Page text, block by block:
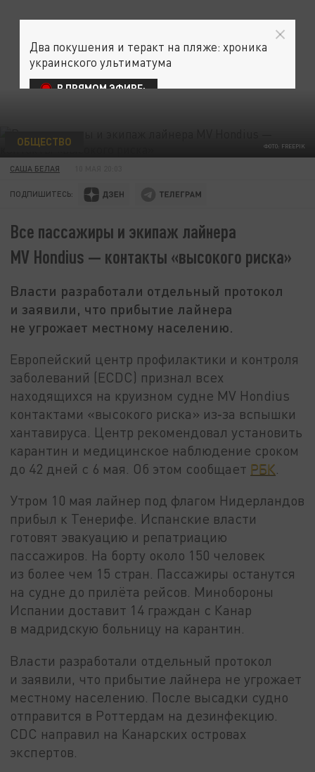
ФОТО: FREEPIK
ОБЩЕСТВО
САША БЕЛАЯ
ПОДПИШИТЕСЬ:
Все пассажиры и экипаж лайнера
MV Hondius — контакты «высокого риска»
Власти разработали отдельный протокол
и заявили, что прибытие лайнера
не угрожает местному населению.
Европейский центр профилактики и контроля
заболеваний (ECDC) признал всех
находящихся на круизном судне MV Hondius
контактами «высокого риска» из‑за вспышки
хантавируса. Центр рекомендовал установить
карантин и медицинское наблюдение сроком
до 42 дней с 6 мая. Об этом сообщает РБК
Утром 10 мая лайнер под флагом Нидерландов
прибыл к Тенерифе. Испанские власти
готовят эвакуацию и репатриацию
пассажиров. На борту около 150 человек
из более чем 15 стран. Пассажиры останутся
на судне до прилёта рейсов. Минобороны
Испании доставит 14 граждан с Канар
в мадридскую больницу на карантин.
Власти разработали отдельный протокол
и заявили, что прибытие лайнера не угрожает
местному населению. После высадки судно
отправится в Роттердам на дезинфекцию.
CDC направил на Канарских островах
экспертов.
Два покушения и теракт на пляже: хроника
украинского ультиматума
В ПРЯМОМ ЭФИРЕ: